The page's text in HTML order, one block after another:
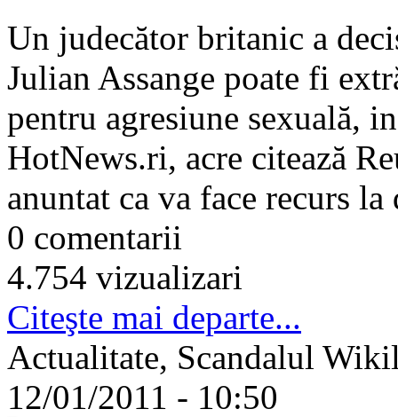
Un judecător britanic a
Julian Assange poate fi
pentru agresiune sexuală,
HotNews.ri, acre citează
anuntat ca va face recurs
0 comentarii
4.754 vizualizari
Citeşte mai departe...
Actualitate, Scandalul
12/01/2011 - 10:50